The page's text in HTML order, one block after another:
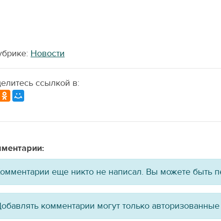
Новости
ссылкой в:
еще никто не написал. Вы можете быть
комментарии могут только